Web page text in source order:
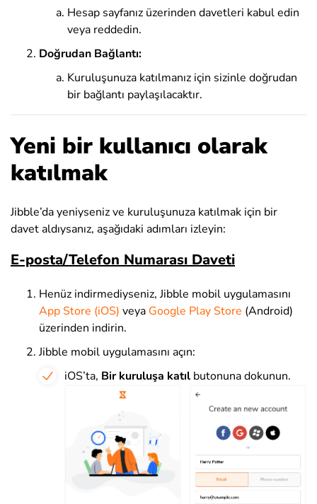
Hesap sayfanız üzerinden davetleri kabul edin
veya reddedin.
Doğrudan Bağlantı:
Kuruluşunuza katılmanız için sizinle doğrudan
bir bağlantı paylaşılacaktır.
Yeni bir kullanıcı olarak
katılmak
Jibble’da yeniyseniz ve kuruluşunuza katılmak için bir
davet aldıysanız, aşağıdaki adımları izleyin:
E-posta/Telefon Numarası Daveti
Henüz indirmediyseniz, Jibble mobil uygulamasını
App Store (iOS) veya Google Play Store (Android)
üzerinden indirin.
Jibble mobil uygulamasını açın:
iOS’ta, Bir kuruluşa katıl butonuna dokunun.